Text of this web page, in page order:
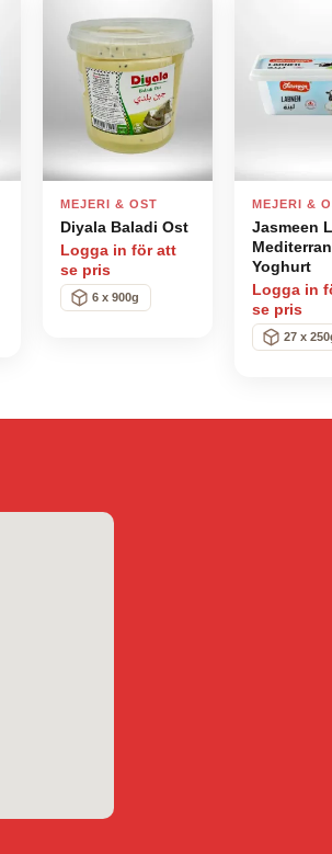
Add to
wishlist
MEJERI & OST
Diyala Baladi Ost
Logga in för att
se pris
6 x 900g
MEJERI &
Jasmeen
Yoghurt
Logga in
se pris
27 x